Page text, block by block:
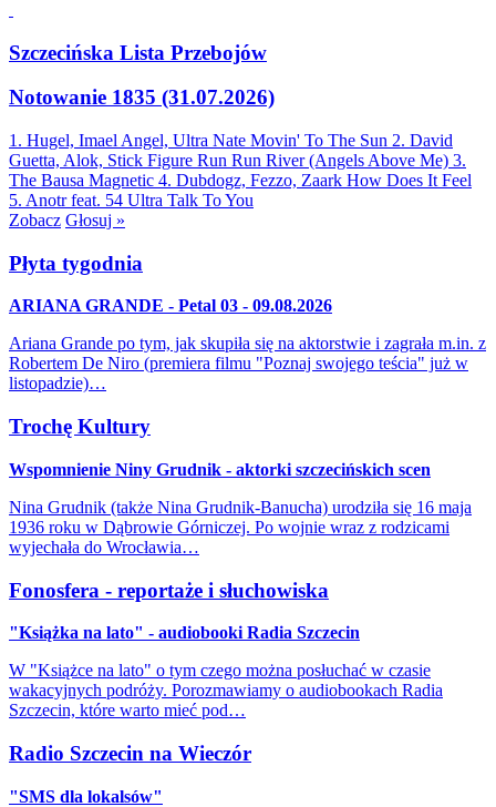
Szczecińska Lista Przebojów
Notowanie 1835 (31.07.2026)
1. Hugel, Imael Angel, Ultra Nate Movin' To The Sun 2. David
Guetta, Alok, Stick Figure Run Run River (Angels Above Me) 3.
The Bausa Magnetic 4. Dubdogz, Fezzo, Zaark How Does It Feel
5. Anotr feat. 54 Ultra Talk To You
Zobacz Głosuj »
Płyta tygodnia
ARIANA GRANDE - Petal 03 - 09.08.2026
Ariana Grande po tym, jak skupiła się na aktorstwie i zagrała m.in. z
Robertem De Niro (premiera filmu "Poznaj swojego teścia" już w
listopadzie)…
Trochę Kultury
Wspomnienie Niny Grudnik - aktorki szczecińskich scen
Nina Grudnik (także Nina Grudnik-Banucha) urodziła się 16 maja
1936 roku w Dąbrowie Górniczej. Po wojnie wraz z rodzicami
wyjechała do Wrocławia…
Fonosfera - reportaże i słuchowiska
"Książka na lato" - audiobooki Radia Szczecin
W "Książce na lato" o tym czego można posłuchać w czasie
wakacyjnych podróży. Porozmawiamy o audiobookach Radia
Szczecin, które warto mieć pod…
Radio Szczecin na Wieczór
"SMS dla lokalsów"